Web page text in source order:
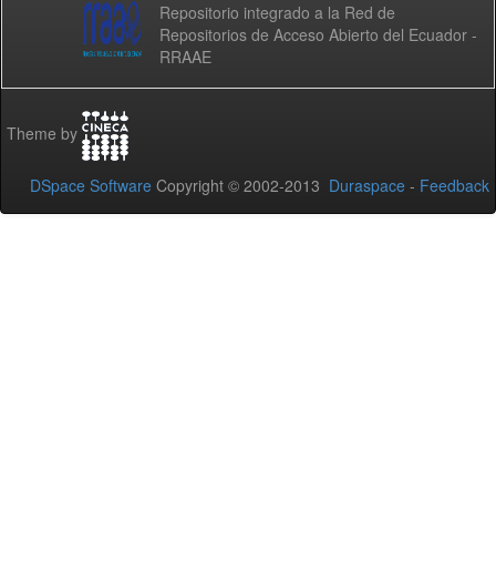
Repositorio integrado a la Red de
Repositorios de Acceso Abierto del Ecuador -
RRAAE
Theme by
DSpace Software Copyright © 2002-2013 Duraspace - Feedback